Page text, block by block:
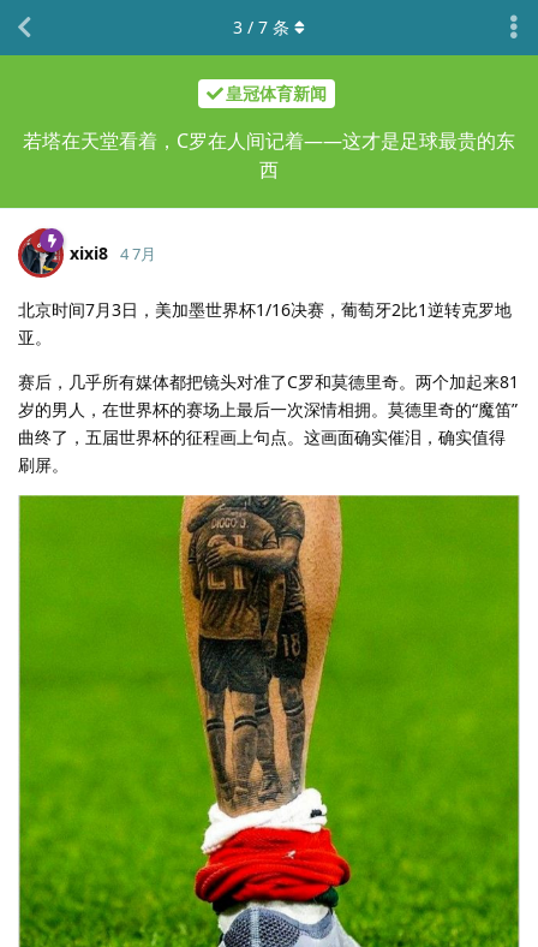
皇冠体育新闻
若塔在天堂看着，C罗在人间记着——这才是足球最贵的东
西
3 / 7 条
xixi8 4 7月
北京时间7月3日，美加墨世界杯1/16决赛，葡萄牙2比1逆转克罗地
亚。
赛后，几乎所有媒体都把镜头对准了C罗和莫德里奇。两个加起来81
岁的男人，在世界杯的赛场上最后一次深情相拥。莫德里奇的“魔笛”
曲终了，五届世界杯的征程画上句点。这画面确实催泪，确实值得
刷屏。